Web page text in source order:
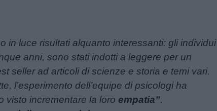
in luce risultati alquanto interessanti: gli individui
anni, sono stati indotti a leggere per un
seller ad articoli di scienze e storia e temi vari.
l’esperimento dell’equipe di psicologi ha
visto incrementare la loroempatia”.